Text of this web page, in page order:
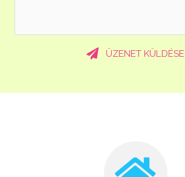
ÜZENET KÜLDÉSE